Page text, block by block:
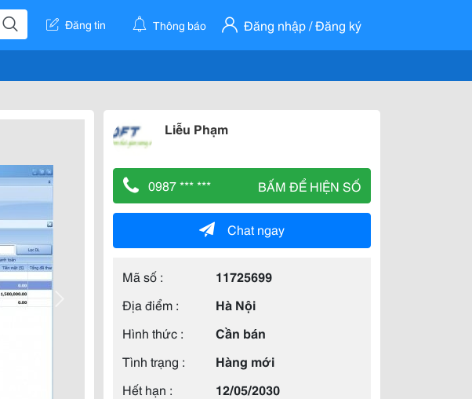
Đăng tin Thông báo Đăng nhập / Đăng ký
Liễu Phạm
0987 *** *** BẤM ĐỂ HIỆN SỐ
Chat ngay
Mã số :
11725699
Địa điểm :
Hà Nội
Hình thức :
Cần bán
Tình trạng :
Hàng mới
Hết hạn :
12/05/2030